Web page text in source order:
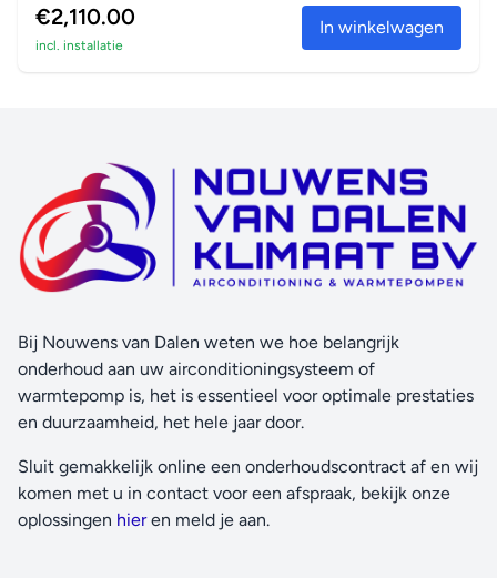
€2,110.00
incl. installatie
In winkelwagen
Bij Nouwens van Dalen weten we hoe belangrijk
onderhoud aan uw airconditioningsysteem of
warmtepomp is, het is essentieel voor optimale prestaties
en duurzaamheid, het hele jaar door.
Sluit gemakkelijk online een onderhoudscontract af en wij
komen met u in contact voor een afspraak, bekijk onze
oplossingen hieren meld je aan.